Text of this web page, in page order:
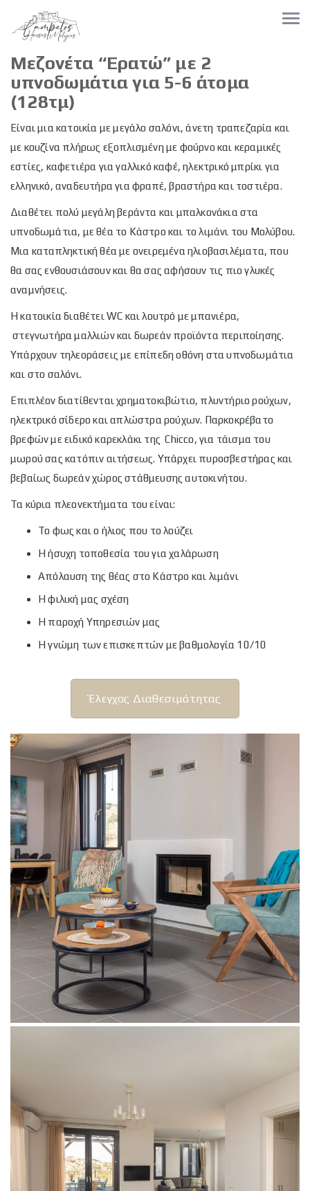
Μεζονέτα “Ερατώ” με 2
υπνοδωμάτιαγια 5-6 άτομα
(128τμ)
Είναι μια κατοικία με μεγάλο σαλόνι, άνετη τραπεζαρία και
με κουζίνα πλήρως εξοπλισμένη με φούρνο και κεραμικές
εστίες, καφετιέρα για γαλλικό καφέ, ηλεκτρικό μπρίκι για
ελληνικό, αναδευτήρα για φραπέ, βραστήρα και τοστιέρα.
Διαθέτει πολύ μεγάλη βεράντα και μπαλκονάκια στα
υπνοδωμάτια, με θέα το Κάστρο και το λιμάνι του Μολύβου.
Μια καταπληκτική θέα με ονειρεμένα ηλιοβασιλέματα, που
θα σας ενθουσιάσουν και θα σας αφήσουν τις πιο γλυκές
αναμνήσεις.
Η κατοικία διαθέτει WC και λουτρό με μπανιέρα,
στεγνωτήρα μαλλιών και δωρεάν προϊόντα περιποίησης.
Υπάρχουν τηλεοράσεις με επίπεδη οθόνη στα υπνοδωμάτια
και στο σαλόνι.
Επιπλέον διατίθενται χρηματοκιβώτιο, πλυντήριο ρούχων,
ηλεκτρικό σίδερο και απλώστρα ρούχων. Παρκοκρέβατο
βρεφών με ειδικό καρεκλάκι της Chicco, για τάισμα του
μωρού σας κατόπιν αιτήσεως. Υπάρχει πυροσβεστήρας και
βεβαίως δωρεάν χώρος στάθμευσης αυτοκινήτου.
Τα κύρια πλεονεκτήματα του είναι:
Το φως και ο ήλιος που το λούζει
Η ήσυχη τοποθεσία του για χαλάρωση
Απόλαυση της θέας στο Κάστρο και λιμάνι
Η φιλική μας σχέση
Η παροχή Υπηρεσιών μας
Η γνώμη των επισκεπτών με βαθμολογία 10/10
Έλεγχος Διαθεσιμότητας